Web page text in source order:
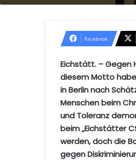
Facebook
Eichstätt. – Gegen
diesem Motto
in Berlin nach
Menschen beim
und Toleranz
beim „Eichstätter
werden, doch die
gegen